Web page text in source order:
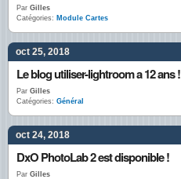
Par Gilles
Catégories: Module Cartes
oct 25, 2018
Le blog utiliser-lightroom a 12 ans !
Par Gilles
Catégories: Général
oct 24, 2018
DxO PhotoLab 2 est disponible !
Par Gilles